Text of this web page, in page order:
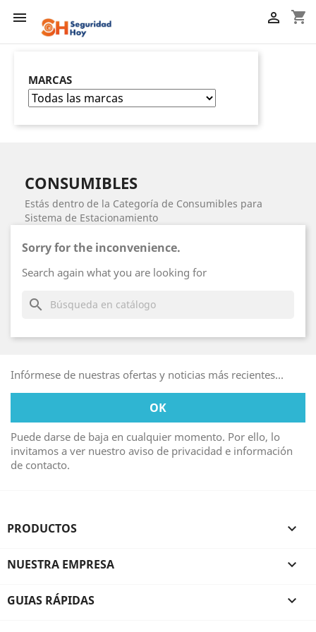
 shopping_cart

MARCAS
CONSUMIBLES
Estás dentro de la Categoría de Consumibles para
Sistema de Estacionamiento
Sorry for the inconvenience.
Search again what you are looking for
search
Infórmese de nuestras ofertas y noticias más recientes...
Puede darse de baja en cualquier momento. Por ello, lo
invitamos a ver nuestro aviso de privacidad e información
de contacto.
PRODUCTOS 
NUESTRA EMPRESA 
GUIAS RÁPIDAS 